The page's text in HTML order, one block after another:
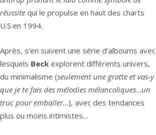
réussite qui le propulse en haut des charts
U.S.en 1994.
Après, s’en suivent une série d’alboums avec
lesquels Beck explorent différents univers,
du minimalisme (seulement une gratte et vas-y
que je te fais des mélodies mélancoliques…un
truc pour emballer…), avec des tendances
plus ou moins intimistes…